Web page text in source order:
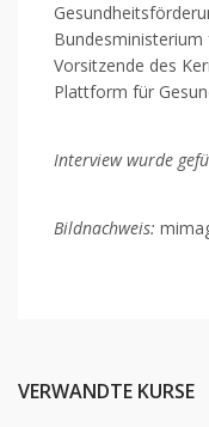
Bundesministerium
Vorsitzende des
Plattform für
Interview wurde
Bildnachweis:
VERWANDTE KURSE